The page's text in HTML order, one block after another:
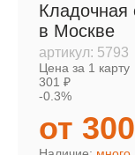
Кладочная
в Москве
артикул: 5793
Цена за 1 карту
301 ₽
-0.3%
от